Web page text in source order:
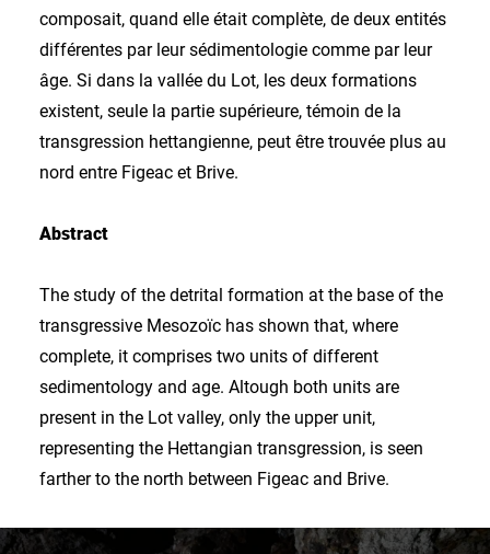
composait, quand elle était complète, de deux entités
différentes par leur sédimentologie comme par leur
âge. Si dans la vallée du Lot, les deux formations
existent, seule la partie supérieure, témoin de la
transgression hettangienne, peut être trouvée plus au
nord entre Figeac et Brive.
Abstract
The study of the detrital formation at the base of the
transgressive Mesozoïc has shown that, where
complete, it comprises two units of different
sedimentology and age. Altough both units are
present in the Lot valley, only the upper unit,
representing the Hettangian transgression, is seen
farther to the north between Figeac and Brive.